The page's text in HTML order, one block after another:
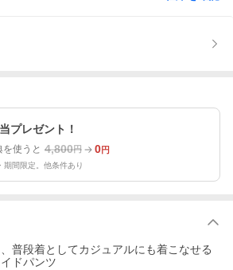
プレゼント！
使うと 4,800円 0円
期間限定。他条件あり
普段着としてカジュアルにも着こなせる
ドパンツ